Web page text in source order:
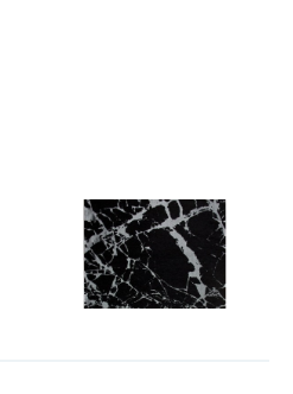
Covor rezistent SM 21 -
Black, Silver XW, 80x300
441 lei